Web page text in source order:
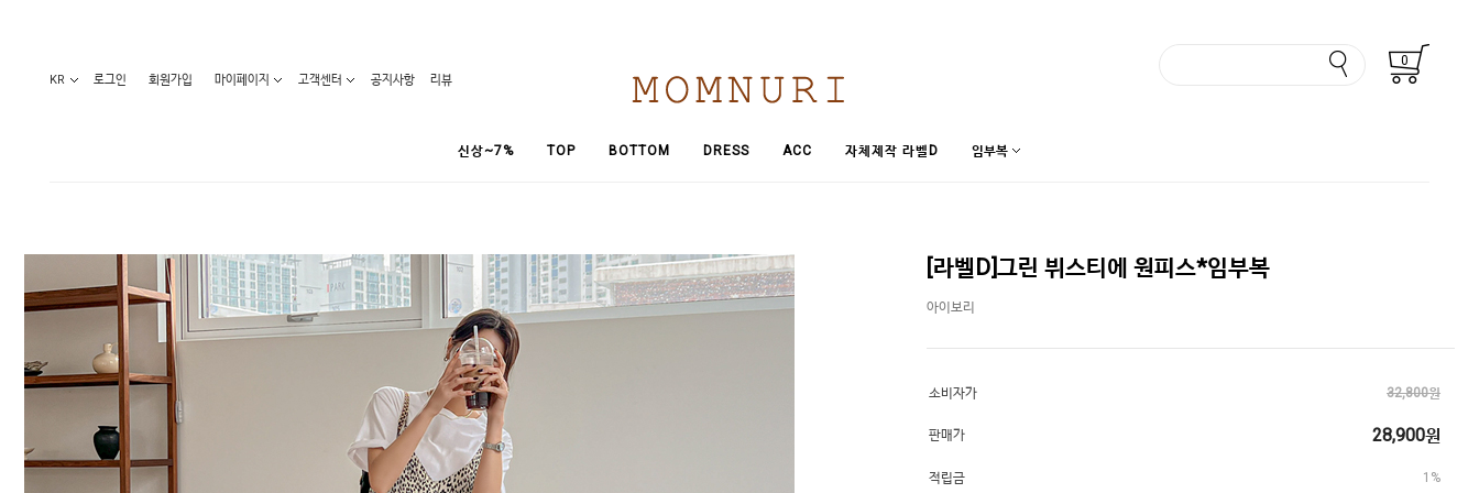
0
KR 로그인 회원가입 마이페이지 고객센터 공지사항 리뷰
신상~7% TOP BOTTOM DRESS ACC 자체제작 라벨D 임부복
베스트100
라벨디
오늘발송
세일50-80%
임산부화장품
1+1세일
기획전
원피스
블라우스/니트
레깅스/스타킹
코디아이템
특가상품
홈웨어
요가복
수영복
언더웨어
앱특가
[라벨D]그린 뷔스티에 원피스*임부복
아이보리
소비자가 32,800원
판매가 28,900원
적립금 1%